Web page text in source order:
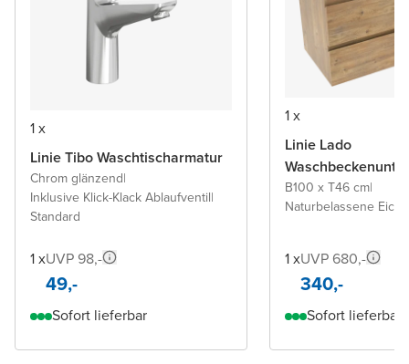
1 x
Linie Tibo Waschtischarmatur
Chrom glänzend|
Inklusive Klick-Klack Ablaufventil|
Standard
1 xUVP 98,-
49,-
Sofort lieferbar
1 x
Linie Lado
B100 x T46 cm|
Naturbelassene Eiche
1 xUVP 680,-
340,-
Sofort lieferbar